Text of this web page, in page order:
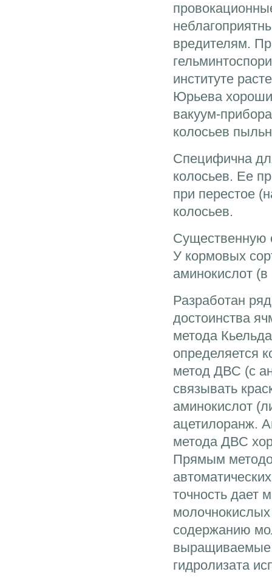
вредителям.
институте
Юрьева
вакуум-
колосьев
Специфична
колосьев. Ее
при перестое
колосьев.
Существенную
У кормовых
аминокислот
Разработан
достоинства
метода
определяется
метод ДВС (с
связывать
аминокислот
ацетилоранж.
метода ДВС
Прямым
точность дает
молочнокислых
содержанию
выращиваемые
гидролизата